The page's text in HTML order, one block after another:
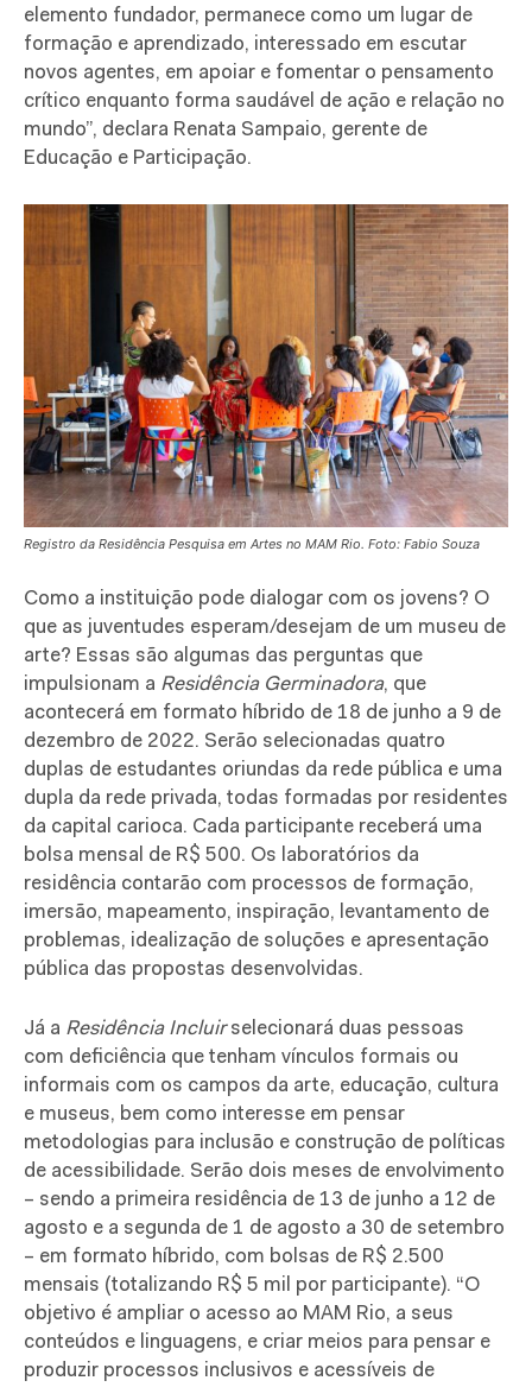
elemento fundador, permanece como um lugar de
formação e aprendizado, interessado em escutar
novos agentes, em apoiar e fomentar o pensamento
crítico enquanto forma saudável de ação e relação no
mundo”, declara Renata Sampaio, gerente de
Educação e Participação.
Registro da Residência Pesquisa em Artes no MAM Rio. Foto: Fabio Souza
Como a instituição pode dialogar com os jovens? O
que as juventudes esperam/desejam de um museu de
arte? Essas são algumas das perguntas que
impulsionam a Residência Germinadora, que
acontecerá em formato híbrido de 18 de junho a 9 de
dezembro de 2022. Serão selecionadas quatro
duplas de estudantes oriundas da rede pública e uma
dupla da rede privada, todas formadas por residentes
da capital carioca. Cada participante receberá uma
bolsa mensal de R$ 500. Os laboratórios da
residência contarão com processos de formação,
imersão, mapeamento, inspiração, levantamento de
problemas, idealização de soluções e apresentação
pública das propostas desenvolvidas.
Já a Residência Incluirselecionará duas pessoas
com deficiência que tenham vínculos formais ou
informais com os campos da arte, educação, cultura
e museus, bem como interesse em pensar
metodologias para inclusão e construção de políticas
de acessibilidade. Serão dois meses de envolvimento
– sendo a primeira residência de 13 de junho a 12 de
agosto e a segunda de 1 de agosto a 30 de setembro
– em formato híbrido, com bolsas de R$ 2.500
mensais (totalizando R$ 5 mil por participante). “O
objetivo é ampliar o acesso ao MAM Rio, a seus
conteúdos e linguagens, e criar meios para pensar e
produzir processos inclusivos e acessíveis de